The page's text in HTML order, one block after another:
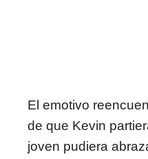
El emotivo
de que Kevin
joven pudiera